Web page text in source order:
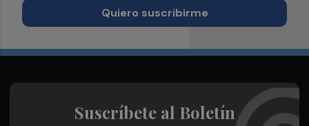
Quiero suscribirme
Suscríbete al Boletín